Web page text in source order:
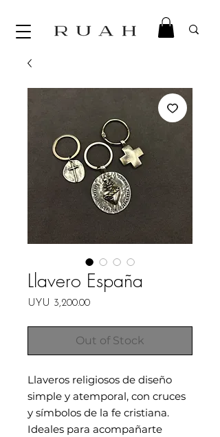
Llavero España
UYU 3,200.00Price
Out of Stock
Llaveros religiosos de diseño
simple y atemporal, con cruces
y símbolos de la fe cristiana.
Ideales para acompañarte